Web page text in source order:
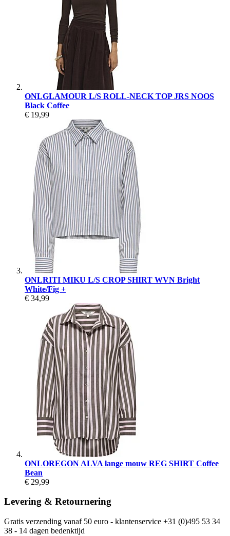
ONLGLAMOUR L/S ROLL-NECK TOP JRS NOOS
Black Coffee
€ 19,99
ONLRITI MIKU L/S CROP SHIRT WVN Bright
White/Fig +
€ 34,99
ONLOREGON ALVA lange mouw REG SHIRT Coffee
Bean
€ 29,99
Levering & Retournering
Gratis verzending vanaf 50 euro - klantenservice +31 (0)495 53 34
38 - 14 dagen bedenktijd